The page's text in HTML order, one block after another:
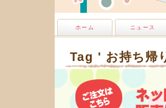
ホーム ニュース
Tag ' お持ち帰